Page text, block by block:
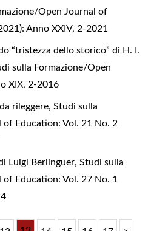
Open Journal of
Anno XXIV, 2-2021
“tristezza dello storico” di H. I.
sulla Formazione/Open
XIX, 2-2016
rileggere, Studi sulla
of Education: Vol. 21 No. 2
Luigi Berlinguer, Studi sulla
Education: Vol. 27 No. 1